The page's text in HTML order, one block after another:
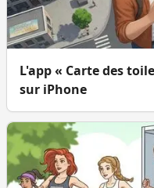
L'app « Carte des
sur iPhone